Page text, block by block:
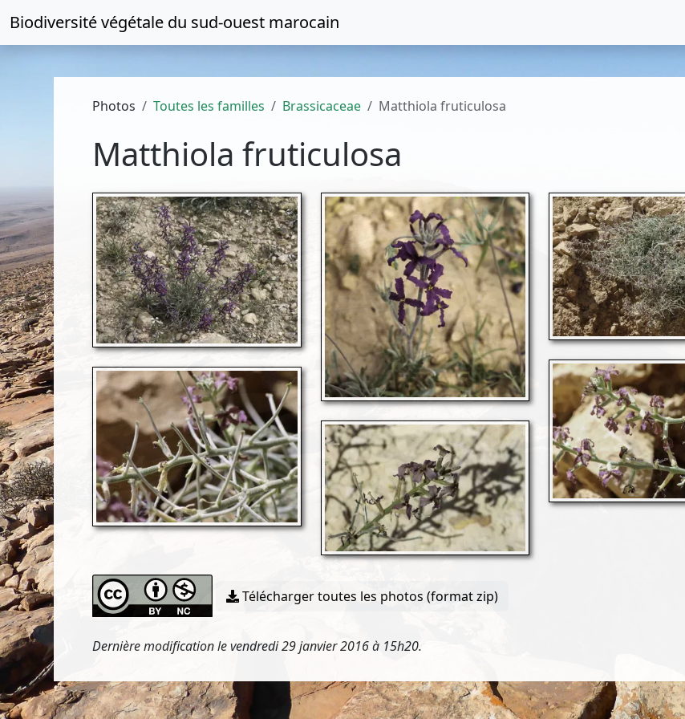
Biodiversité végétale du sud-ouest marocain
Photos Toutes les familles Brassicaceae Matthiola fruticulosa
Matthiola fruticulosa
Télécharger toutes les photos (format zip)
Dernière modification le vendredi 29 janvier 2016 à 15h20.